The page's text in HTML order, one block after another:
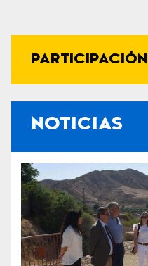
PARTICIPACIÓN
NOTICIAS